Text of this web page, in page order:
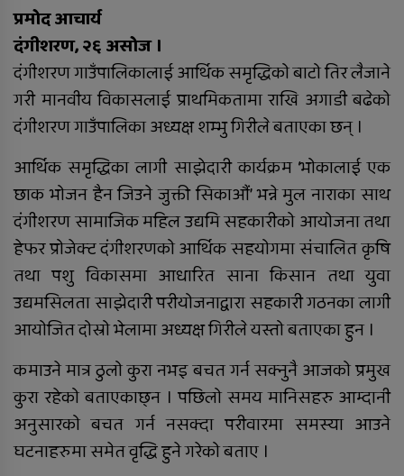
ठोक्किँदा एक जनाको मृत्यु
दुग्ध चिस्यान केन्द्र अनुदान हिनामिना
आरोपमा आठबिसकोटका मेयरसहित ११
जनाविरुद्ध भ्रष्टाचार मुद्दा
६ महिनाअघि सजिएकी बेहुली, ६
महिनापछि सडकमा अस्ताइन्
दंगीशरणमा आर्थिक वर्ष २०८२/८३ को
वार्षिक समीक्षा कार्यक्रम सम्पन्न
तुलसीपुरमा मोटरसाइकल र स्कुटी
ठोक्किँदा युवतीको मृत्यु
प्रमोद आचार्य
दंगीशरण, २६ असोज ।
दंगीशरण गाउँपालिकालाई आर्थिक समृद्धिको बाटो तिर लैजाने
गरी मानवीय विकासलाई प्राथमिकतामा राखि अगाडी बढेको
दंगीशरण गाउँपालिका अध्यक्ष शम्भु गिरीले बताएका छन् ।
आर्थिक समृद्धिका लागी साझेदारी कार्यक्रम ‘भोकालाई एक
छाक भोजन हैन जिउने जुक्ती सिकाऔं’ भन्ने मुल नाराका साथ
दंगीशरण सामाजिक महिल उद्यमि सहकारीको आयोजना तथा
हेफर प्रोजेक्ट दंगीशरणको आर्थिक सहयोगमा संचालित कृषि
तथा पशु विकासमा आधारित साना किसान तथा युवा
उद्यमसिलता साझेदारी परीयोजनाद्वारा सहकारी गठनका लागी
आयोजित दोस्रो भेलामा अध्यक्ष गिरीले यस्तो बताएका हुन ।
कमाउने मात्र ठुलो कुरा नभइ बचत गर्न सक्नुनै आजको प्रमुख
कुरा रहेको बताएकाछ्न । पछिलो समय मानिसहरु आम्दानी
अनुसारको बचत गर्न नसक्दा परीवारमा समस्या आउने
घटनाहरुमा समेत वृद्धि हुने गरेको बताए ।